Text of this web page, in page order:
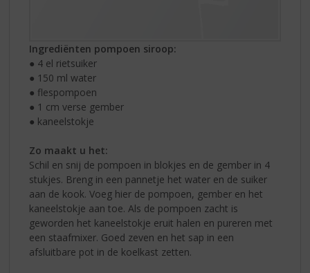
Ingrediënten pompoen siroop:
● 4 el rietsuiker
● 150 ml water
● flespompoen
● 1 cm verse gember
● kaneelstokje
Zo maakt u het:
Schil en snij de pompoen in blokjes en de gember in 4
stukjes. Breng in een pannetje het water en de suiker
aan de kook. Voeg hier de pompoen, gember en het
kaneelstokje aan toe. Als de pompoen zacht is
geworden het kaneelstokje eruit halen en pureren met
een staafmixer. Goed zeven en het sap in een
afsluitbare pot in de koelkast zetten.